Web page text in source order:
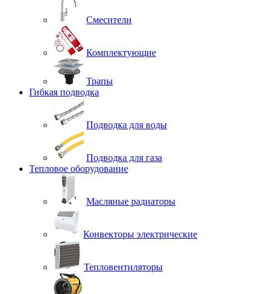
Смесители
Комплектующие
Трапы
Гибкая подводка
Подводка для воды
Подводка для газа
Тепловое оборудование
Масляные радиаторы
Конвекторы электрические
Тепловентиляторы